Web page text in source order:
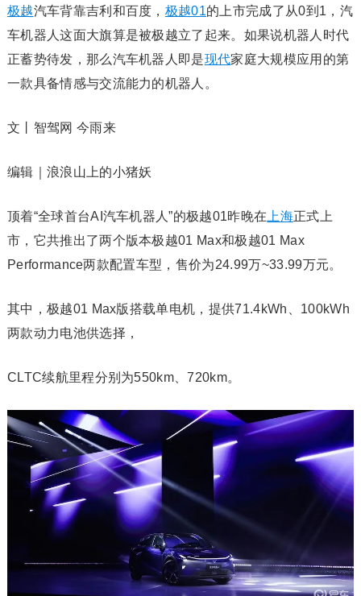
极越汽车背靠吉利和百度， 极越01的上市完成了从0到1，汽
车机器人这面大旗算是被极越立了起来。如果说机器人时代
正蓄势待发，那么汽车机器人即是现代家庭大规模应用的第
一款具备情感与交流能力的机器人。
文丨智驾网 今雨来
编辑｜浪浪山上的小猪妖
顶着“全球首台AI汽车机器人”的极越01昨晚在 上海正式上
市，它共推出了两个版本极越01 Max和极越01 Max
Performance两款配置车型，售价为24.99万~33.99万元。
其中，极越01 Max版搭载单电机，提供71.4kWh、100kWh
两款动力电池供选择，
CLTC续航里程分别为550km、720km。